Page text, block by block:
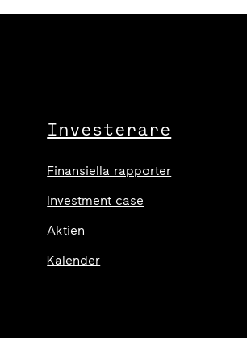
Investerare
Finansiella rapporter
Investment case
Aktien
Kalender